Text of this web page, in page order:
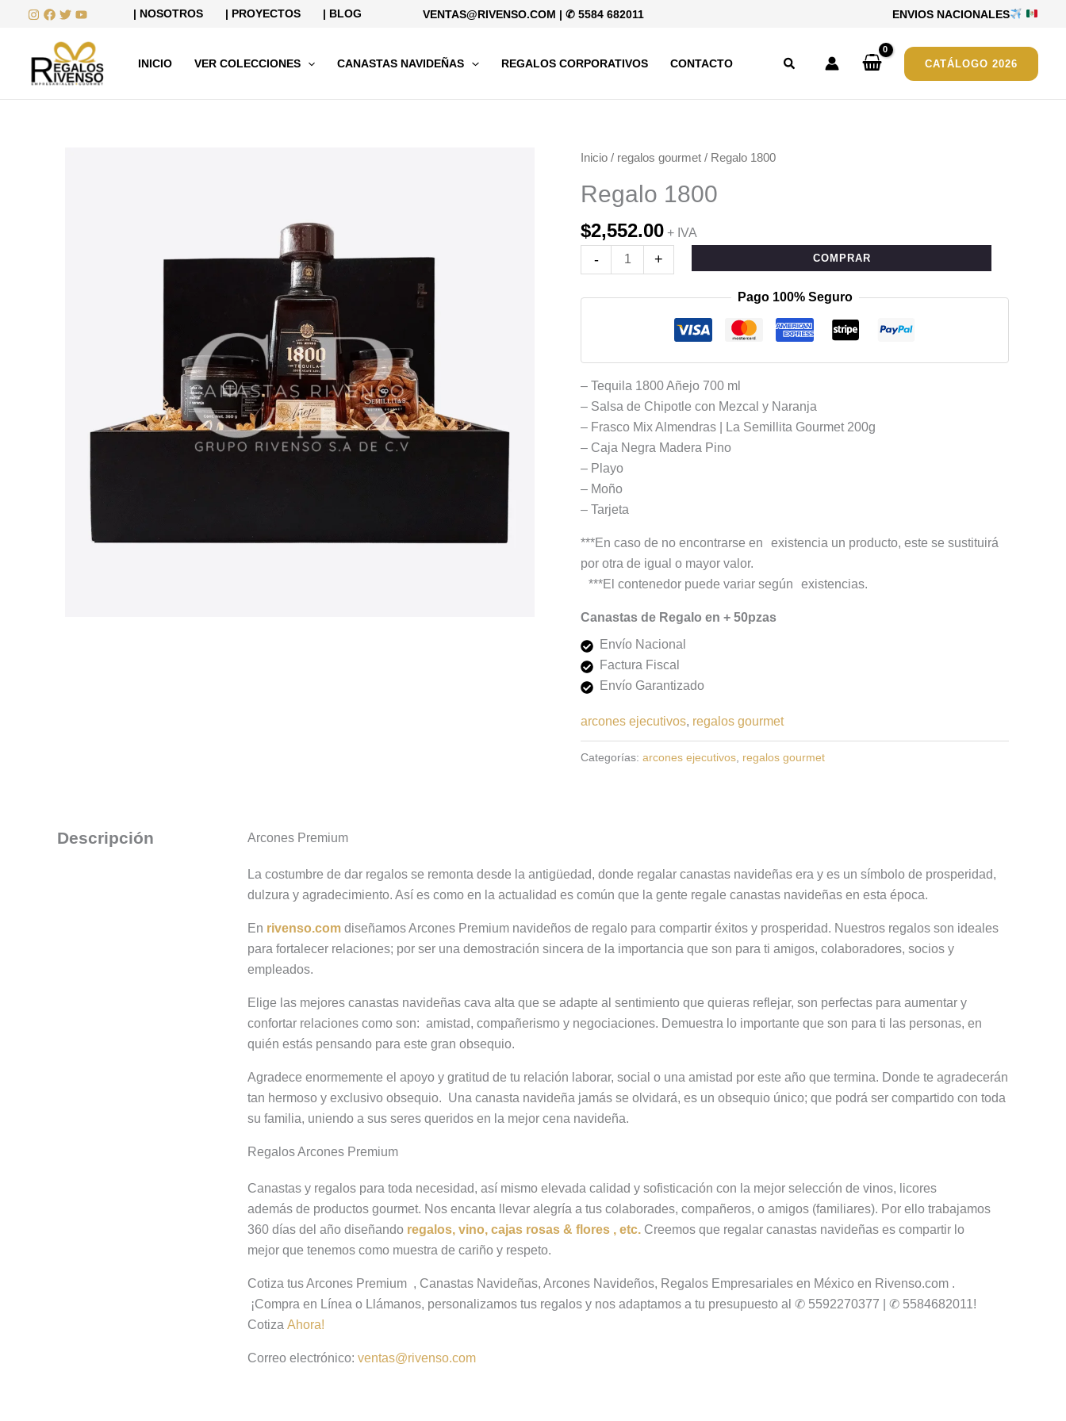
contenido
| NOSOTROS | PROYECTOS | BLOG VENTAS@RIVENSO.COM | ✆ 5584 682011 ENVIOS NACIONALES
INICIO VER COLECCIONES CANASTAS NAVIDEÑAS REGALOS CORPORATIVOS CONTACTO Buscar CATÁLOGO 2026
Inicio / regalos gourmet / Regalo 1800
Regalo 1800
$2,552.00 + IVA
-
Regalo
cantidad
+ COMPRAR
Pago 100% Seguro
– Tequila 1800 Añejo 700 ml
– Salsa de Chipotle con Mezcal y Naranja
– Frasco Mix Almendras | La Semillita Gourmet 200g
– Caja Negra Madera Pino
– Playo
– Moño
– Tarjeta
***En caso de no encontrarse en existencia un producto, este se sustituirá
por otra de igual o mayor valor.
***El contenedor puede variar según existencias.
Canastas de Regalo en + 50pzas
Envío Nacional
Factura Fiscal
Envío Garantizado
arcones ejecutivos, regalos gourmet
Categorías: arcones ejecutivos, regalos gourmet
Descripción Arcones Premium
La costumbre de dar regalos se remonta desde la antigüedad, donde regalar canastas navideñas era y es un símbolo de prosperidad,
dulzura y agradecimiento. Así es como en la actualidad es común que la gente regale canastas navideñas en esta época.
En rivenso.com diseñamos Arcones Premium navideños de regalo para compartir éxitos y prosperidad. Nuestros regalos son ideales
para fortalecer relaciones; por ser una demostración sincera de la importancia que son para ti amigos, colaboradores, socios y
empleados.
Elige las mejores canastas navideñas cava alta que se adapte al sentimiento que quieras reflejar, son perfectas para aumentar y
confortar relaciones como son: amistad, compañerismo y negociaciones. Demuestra lo importante que son para ti las personas, en
quién estás pensando para este gran obsequio.
Agradece enormemente el apoyo y gratitud de tu relación laborar, social o una amistad por este año que termina. Donde te agradecerán
tan hermoso y exclusivo obsequio. Una canasta navideña jamás se olvidará, es un obsequio único; que podrá ser compartido con toda
su familia, uniendo a sus seres queridos en la mejor cena navideña.
Regalos Arcones Premium
Canastas y regalos para toda necesidad, así mismo elevada calidad y sofisticación con la mejor selección de vinos, licores
además de productos gourmet. Nos encanta llevar alegría a tus colaborades, compañeros, o amigos (familiares). Por ello trabajamos
360 días del año diseñando regalos, vino, cajas rosas & flores , etc. Creemos que regalar canastas navideñas es compartir lo
mejor que tenemos como muestra de cariño y respeto.
Cotiza tus Arcones Premium , Canastas Navideñas, Arcones Navideños, Regalos Empresariales en México en Rivenso.com .
¡Compra en Línea o Llámanos, personalizamos tus regalos y nos adaptamos a tu presupuesto al ✆ 5592270377 | ✆ 5584682011!
Cotiza Ahora!
Correo electrónico: ventas@rivenso.com